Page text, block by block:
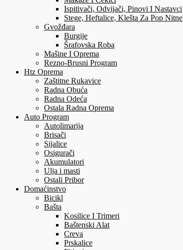
Ispitivači, Odvijači, Pinovi I Nastavci
Stege, Heftalice, Klešta Za Pop Nitne
Gvožđara
Burgije
Šrafovska Roba
Mašine I Oprema
Rezno-Brusni Program
Htz Oprema
Zaštitne Rukavice
Radna Obuća
Radna Odeća
Ostala Radna Oprema
Auto Program
Autolimarija
Brisači
Sijalice
Osigurači
Akumulatori
Ulja i masti
Ostali Pribor
Domaćinstvo
Bicikl
Bašta
Kosilice I Trimeri
Baštenski Alat
Creva
Prskalice